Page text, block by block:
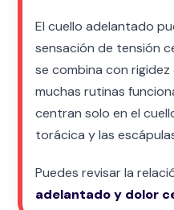
El cuello adelantado
sensación de tensión
se combina con
muchas rutinas
centran solo en el
torácica y las
Puedes revisar la
adelantado y dolor